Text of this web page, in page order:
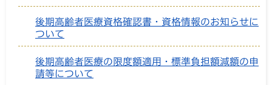
後期高齢者医療資格確認書・資格情報のお知らせに
ついて
後期高齢者医療の限度額適用・標準負担額減額の申
請等について